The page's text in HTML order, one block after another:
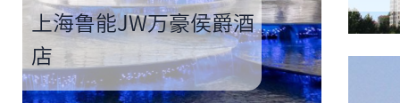
上海鲁能JW万豪侯爵酒
店